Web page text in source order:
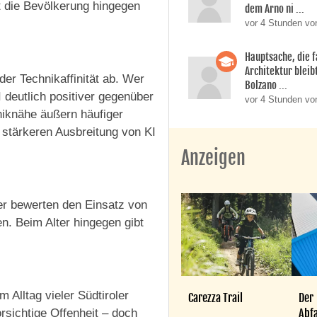
Bevölkerung hingegen
Technikaffinität ab. Wer
positiver gegenüber
äußern häufiger
Ausbreitung von KI
bewerten den Einsatz von
Beim Alter hingegen gibt
Alltag vieler Südtiroler
Offenheit – doch
dem Arno ni ...
vor 4 Stunden
Hauptsache, die
Architektur
Bolzano ...
vor 4 Stunden
Anzeigen
Carezza Trail
Der